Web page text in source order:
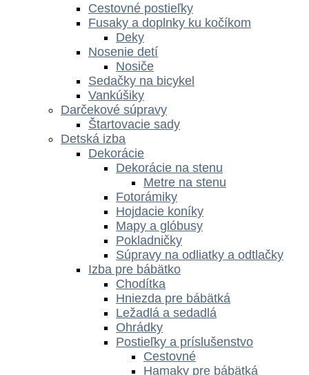
Cestovné postieľky
Fusaky a doplnky ku kočíkom
Deky
Nosenie detí
Nosiče
Sedačky na bicykel
Vankúšiky
Darčekové súpravy
Štartovacie sady
Detská izba
Dekorácie
Dekorácie na stenu
Metre na stenu
Fotorámiky
Hojdacie koníky
Mapy a glóbusy
Pokladničky
Súpravy na odliatky a odtlačky
Izba pre bábätko
Chodítka
Hniezda pre bábätká
Ležadlá a sedadlá
Ohrádky
Postieľky a príslušenstvo
Cestovné
Hamaky pre bábätká